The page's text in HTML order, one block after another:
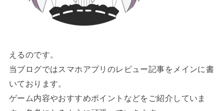
えるのです。
当ブログではスマホアプリのレビュー記事をメインに書
いております。
ゲーム内容やおすすめポイントなどをご紹介していま